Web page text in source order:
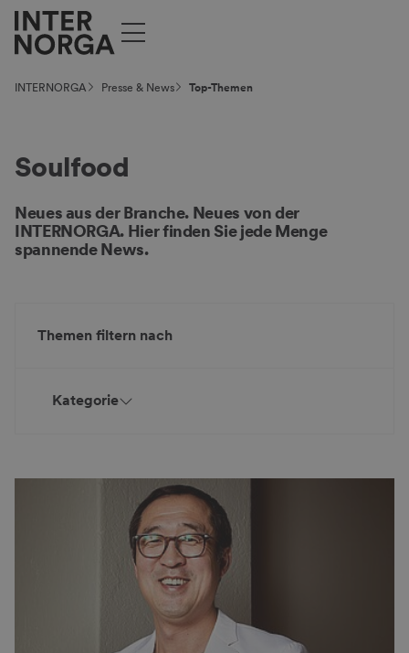
INTERNORGA Presse & News Top-Themen
Soulfood
Neues aus der Branche. Neues von der
INTERNORGA. Hier finden Sie jede Menge
spannende News.
Themen filtern nach
Kategorie